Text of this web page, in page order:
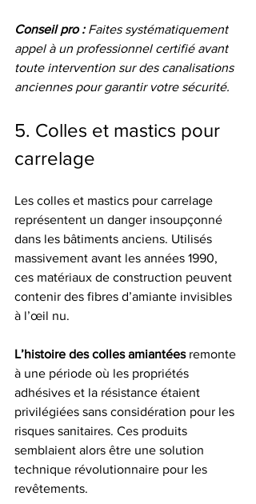
Conseil pro : Faites systématiquement
appel à un professionnel certifié avant
toute intervention sur des canalisations
anciennes pour garantir votre sécurité.
5. Colles et mastics pour
carrelage
Les colles et mastics pour carrelage
représentent un danger insoupçonné
dans les bâtiments anciens. Utilisés
massivement avant les années 1990,
ces matériaux de construction peuvent
contenir des fibres d’amiante invisibles
à l’œil nu.
L’histoire des colles amiantées remonte
à une période où les propriétés
adhésives et la résistance étaient
privilégiées sans considération pour les
risques sanitaires. Ces produits
semblaient alors être une solution
technique révolutionnaire pour les
revêtements.